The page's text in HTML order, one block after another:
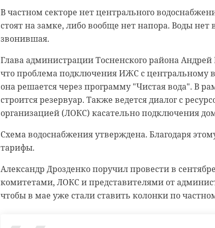
В частном секторе нет центрального
стоят на замке, либо вообще нет напора. Воды нет
звонившая.
Глава администрации Тосненского района Андрей
что проблема подключения ИЖС с центральному
она решается через программу "Чистая вода". В
строится резервуар. Также ведется диалог с
организацией (ЛОКС) касательно подключения
Схема водоснабжения утверждена. Благодаря
тарифы.
Александр Дрозденко поручил провести в
комитетами, ЛОКС и представителями от
чтобы в мае уже стали ставить колонки по
В районной администрации рассказали, что
выделены. Объект находится на территории ГЭС,
деньги на ремонт. Работы хотят провести до конца
О плачевном состоянии стелы также ранее
социальных сетях.
Фото: Скриншот прямой трансляции ЛенТВ24
подпорожье